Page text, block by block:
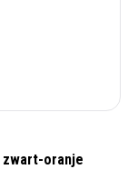
oranje